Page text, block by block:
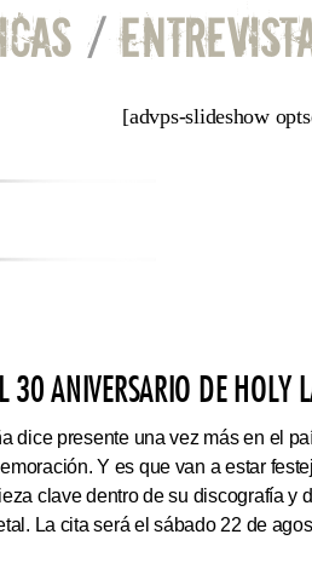
/
[advps-slideshow
30 ANIVERSARIO DE HOLY
dice presente una vez más en el
Y es que van a estar
clave dentro de su discografía y
La cita será el sábado 22 de